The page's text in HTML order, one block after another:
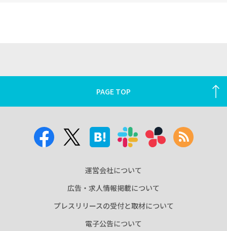
PAGE TOP
運営会社について
広告・求人情報掲載について
プレスリリースの受付と取材について
電子公告について